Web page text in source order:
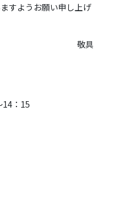
すようお願い申し上げ
敬具
：15